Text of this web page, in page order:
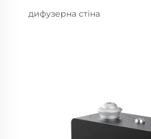
дифузерна стіна